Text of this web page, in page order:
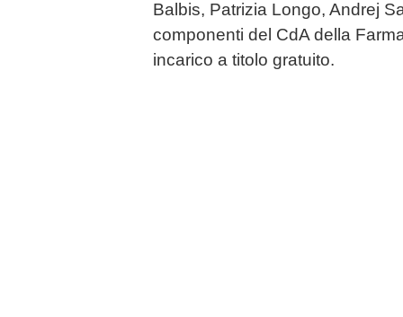
Balbis, Patrizia Longo, Andrej
componenti del CdA della
incarico a titolo gratuito.